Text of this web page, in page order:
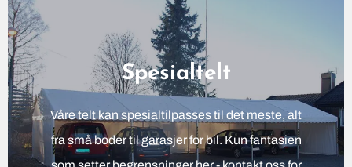
Spesialtelt
Våre telt kan spesialtilpasses til det meste, alt
fra små boder til garasjer for bil. Kun fantasien